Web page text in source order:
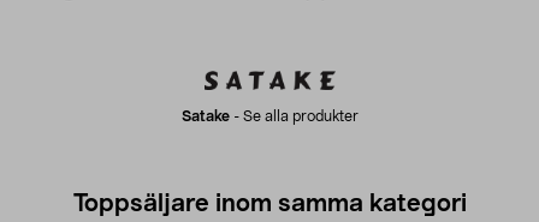
Satake- Se alla produkter
Toppsäljare inom samma kategori